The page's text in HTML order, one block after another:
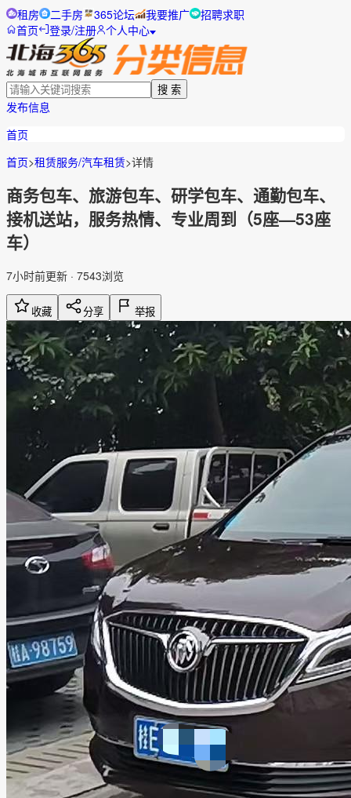
租房 二手房 365论坛 我要推广
招聘求职
首页
登录/注册 个人中心
搜 索
发布信息
首页
首页>租赁服务/汽车租赁>详情
商务包车、旅游包车、研学包车、通勤包车、
接机送站，服务热情、专业周到（5座—53座
车）
7小时前更新 · 7543浏览
收藏 分享 举报